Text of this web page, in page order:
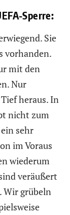
Sperre:
Sie
vorhanden.
mit den
Nur
heraus. In
nicht zum
sehr
im Voraus
wiederum
veräußert
Wir grübeln